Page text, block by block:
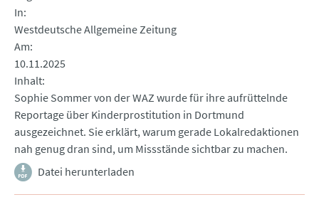
In
Westdeutsche Allgemeine Zeitung
Am
10.11.2025
Inhalt
Sophie Sommer von der WAZ wurde für ihre aufrüttelnde
Reportage über Kinderprostitution in Dortmund
ausgezeichnet. Sie erklärt, warum gerade Lokalredaktionen
nah genug dran sind, um Missstände sichtbar zu machen.
Datei herunterladen